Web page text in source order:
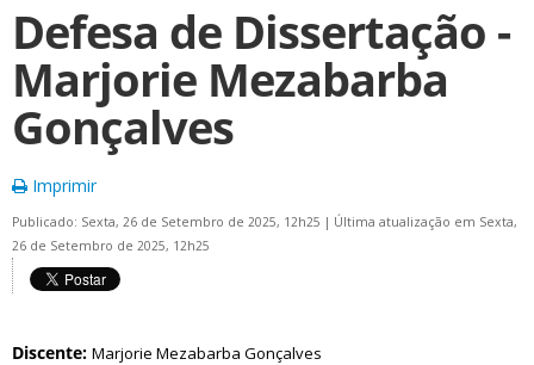
Defesa de Dissertação -
Marjorie Mezabarba
Gonçalves
Imprimir
Publicado: Sexta, 26 de Setembro de 2025, 12h25 | Última atualização em Sexta,
26 de Setembro de 2025, 12h25
Discente: Marjorie Mezabarba Gonçalves